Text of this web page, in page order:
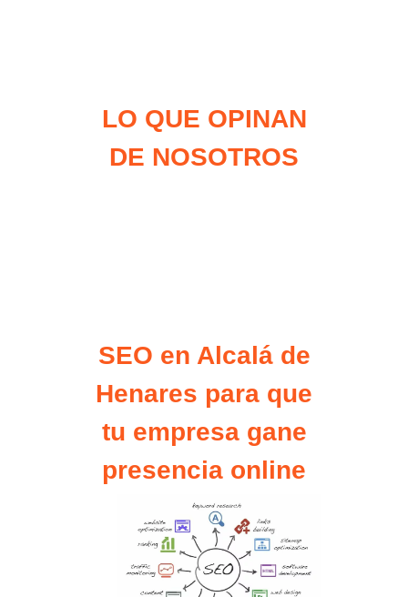
LO QUE OPINAN
DE NOSOTROS
SEO en Alcalá de
Henares para que
tu empresa gane
presencia online